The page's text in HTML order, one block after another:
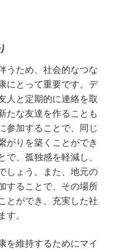
うため、社会的なつな
にとって重要です。デ
人と定期的に連絡を取
たな友達を作ることも
参加することで、同じ
がりを築くことができ
で、孤独感を軽減し、
しょう。また、地元の
することで、その場所
とができ、充実した社
す。
を維持するためにマイ